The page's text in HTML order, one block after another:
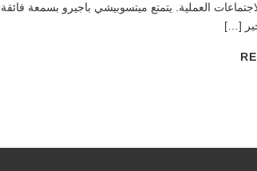
العملية. يتمتع ميتسوبيشي باجيرو بسمعة فائقة
[…]